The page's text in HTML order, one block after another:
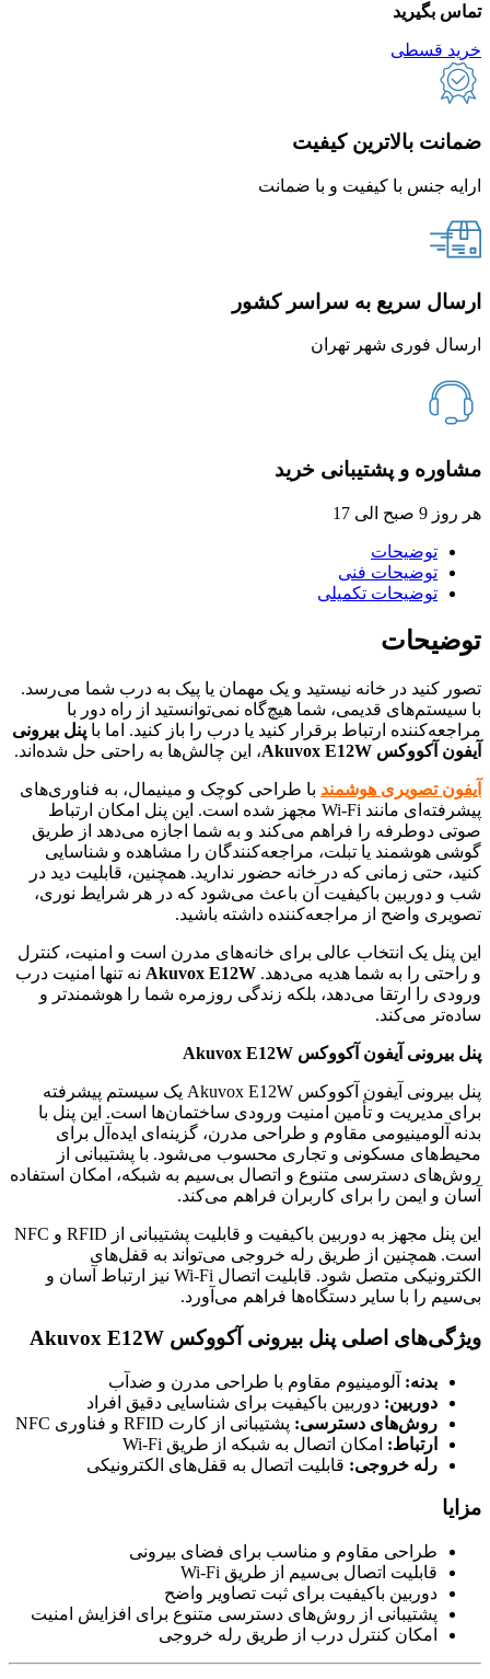
تماس بگیرید
خرید قسطی
ضمانت بالاترین کیفیت
ارایه جنس با کیفیت و با ضمانت
ارسال سریع به سراسر کشور
ارسال فوری شهر تهران
مشاوره و پشتیبانی خرید
هر روز 9 صبح الی 17
توضیحات
توضیحات فنی
توضیحات تکمیلی
توضیحات
تصور کنید در خانه نیستید و یک مهمان یا پیک به درب شما می‌رسد.
با سیستم‌های قدیمی، شما هیچ‌گاه نمی‌توانستید از راه دور با
مراجعه‌کننده ارتباط برقرار کنید یا درب را باز کنید. اما با پنل بیرونی
آیفون آکووکس Akuvox E12W
، این چالش‌ها به راحتی حل شده‌اند.
آیفون تصویری هوشمند با طراحی کوچک و مینیمال، به فناوری‌های
پیشرفته‌ای مانند Wi-Fi مجهز شده است. این پنل امکان ارتباط
صوتی دوطرفه را فراهم می‌کند و به شما اجازه می‌دهد از طریق
گوشی هوشمند یا تبلت، مراجعه‌کنندگان را مشاهده و شناسایی
کنید، حتی زمانی که در خانه حضور ندارید. همچنین، قابلیت دید در
شب و دوربین باکیفیت آن باعث می‌شود که در هر شرایط نوری،
تصویری واضح از مراجعه‌کننده داشته باشید.
این پنل یک انتخاب عالی برای خانه‌های مدرن است و امنیت، کنترل
و راحتی را به شما هدیه می‌دهد. Akuvox E12W نه تنها امنیت درب
ورودی را ارتقا می‌دهد، بلکه زندگی روزمره شما را هوشمندتر و
ساده‌تر می‌کند.
پنل بیرونی آیفون آکووکس Akuvox E12W
پنل بیرونی آیفون آکووکس Akuvox E12W یک سیستم پیشرفته
برای مدیریت و تأمین امنیت ورودی ساختمان‌ها است. این پنل با
بدنه آلومینیومی مقاوم و طراحی مدرن، گزینه‌ای ایده‌آل برای
محیط‌های مسکونی و تجاری محسوب می‌شود. با پشتیبانی از
روش‌های دسترسی متنوع و اتصال بی‌سیم به شبکه، امکان استفاده
آسان و ایمن را برای کاربران فراهم می‌کند.
این پنل مجهز به دوربین باکیفیت و قابلیت پشتیبانی از RFID و NFC
است. همچنین از طریق رله خروجی می‌تواند به قفل‌های
الکترونیکی متصل شود. قابلیت اتصال Wi-Fi نیز ارتباط آسان و
بی‌سیم را با سایر دستگاه‌ها فراهم می‌آورد.
ویژگی‌های اصلی پنل بیرونی آکووکس Akuvox E12W
بدنه: آلومینیوم مقاوم با طراحی مدرن و ضدآب
دوربین: دوربین باکیفیت برای شناسایی دقیق افراد
روش‌های دسترسی: پشتیبانی از کارت RFID و فناوری NFC
ارتباط: امکان اتصال به شبکه از طریق Wi-Fi
رله خروجی: قابلیت اتصال به قفل‌های الکترونیکی
مزایا
طراحی مقاوم و مناسب برای فضای بیرونی
قابلیت اتصال بی‌سیم از طریق Wi-Fi
دوربین باکیفیت برای ثبت تصاویر واضح
پشتیبانی از روش‌های دسترسی متنوع برای افزایش امنیت
امکان کنترل درب از طریق رله خروجی